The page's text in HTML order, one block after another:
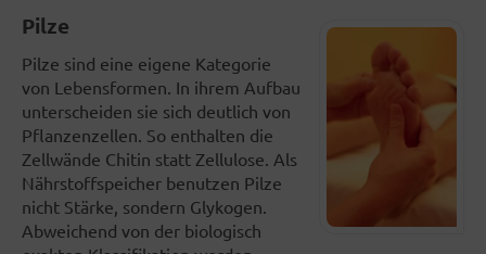
Pilze
Pilze sind eine eigene Kategorie
von Lebensformen. In ihrem Aufbau
unterscheiden sie sich deutlich von
Pflanzenzellen. So enthalten die
Zellwände Chitin statt Zellulose. Als
Nährstoffspeicher benutzen Pilze
nicht Stärke, sondern Glykogen.
Abweichend von der biologisch